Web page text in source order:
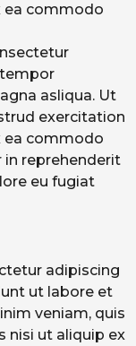
ea commodo
asliqua. Ut
exercitation
ea commodo
in reprehenderit
eu fugiat
adipiscing
ut labore et
veniam, quis
nisi ut aliquip ex